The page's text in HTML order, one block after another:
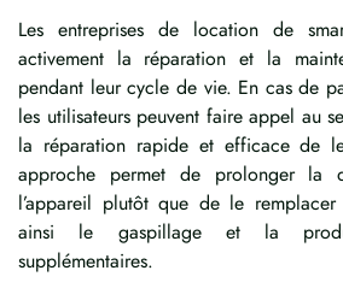
Les entreprises de location de
activement la réparation et la
pendant leur cycle de vie. En cas de
les utilisateurs peuvent faire appel au
la réparation rapide et efficace de
approche permet de prolonger la
l’appareil plutôt que de le remplacer
ainsi le gaspillage et la
supplémentaires.